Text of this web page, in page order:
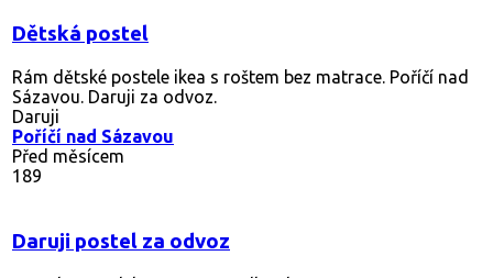
Dětská postel
Rám dětské postele ikea s roštem bez matrace. Poříčí nad
Sázavou. Daruji za odvoz.
Daruji
Poříčí nad Sázavou
Před měsícem
189
Daruji postel za odvoz